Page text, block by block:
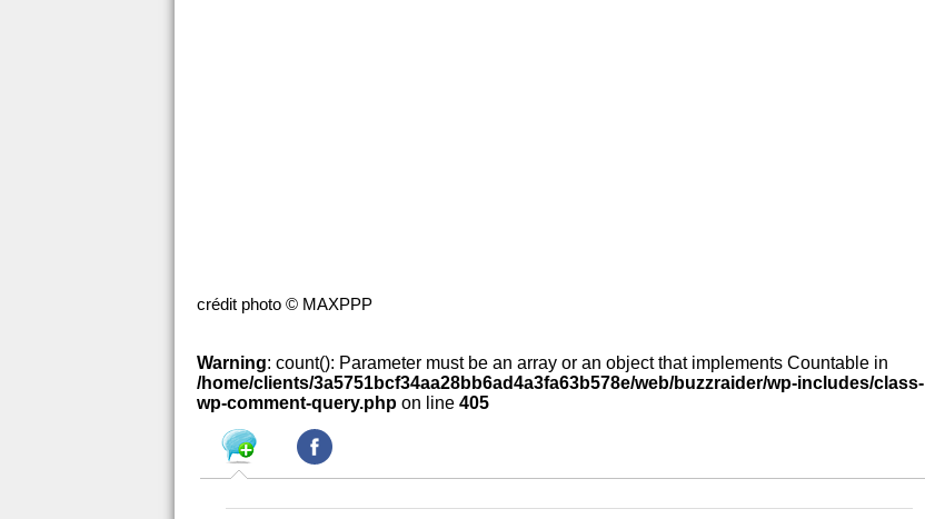
crédit photo © MAXPPP
Warning: count(): Parameter must be an array or an object that implements Countable in
/home/clients/3a5751bcf34aa28bb6ad4a3fa63b578e/web/buzzraider/wp-includes/class-
wp-comment-query.php on line 405